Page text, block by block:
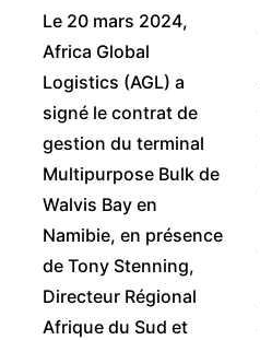
Le 20 mars 2024,
Africa Global
Logistics (AGL) a
signé le contrat de
gestion du terminal
Multipurpose Bulk de
Walvis Bay en
Namibie, en présence
de Tony Stenning,
Directeur Régional
Afrique du Sud et